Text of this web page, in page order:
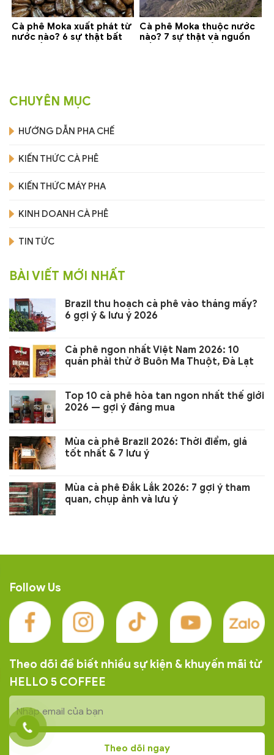
Cà phê Moka xuất phát từ
nước nào? 6 sự thật bất
Cà phê Moka thuộc nước
nào? 7 sự thật và nguồn
CHUYÊN MỤC
HƯỚNG DẪN PHA CHẾ
KIẾN THỨC CÀ PHÊ
KIẾN THỨC MÁY PHA
KINH DOANH CÀ PHÊ
TIN TỨC
BÀI VIẾT MỚI NHẤT
Brazil thu hoạch cà phê vào tháng mấy?
6 gợi ý & lưu ý 2026
Cà phê ngon nhất Việt Nam 2026: 10
quán phải thử ở Buôn Ma Thuột, Đà Lạt
Top 10 cà phê hòa tan ngon nhất thế giới
2026 — gợi ý đáng mua
Mùa cà phê Brazil 2026: Thời điểm, giá
tốt nhất & 7 lưu ý
Mùa cà phê Đắk Lắk 2026: 7 gợi ý tham
quan, chụp ảnh và lưu ý
Follow Us
Theo dõi để biết nhiều sự kiện & khuyến mãi từ
HELLO 5 COFFEE